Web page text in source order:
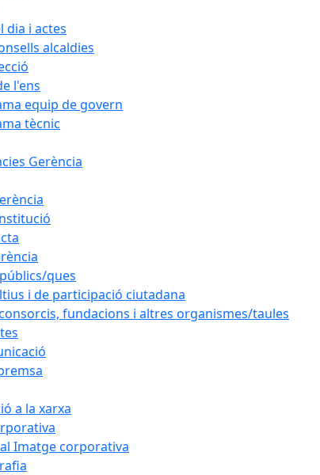
dia i actes
alcaldies
l'ens
equip de govern
tècnic
Gerència
ques
i de participació ciutadana
fundacions i altres organismes/taules
a la xarxa
Imatge corporativa